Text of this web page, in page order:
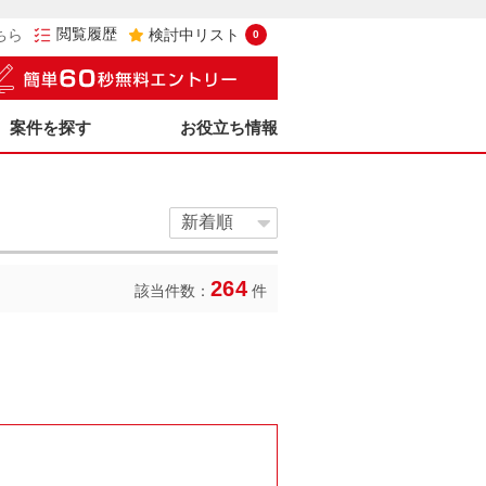
ら 閲覧履歴 検討中リスト 0
案件を探す お役立ち情報
該当件数：264件